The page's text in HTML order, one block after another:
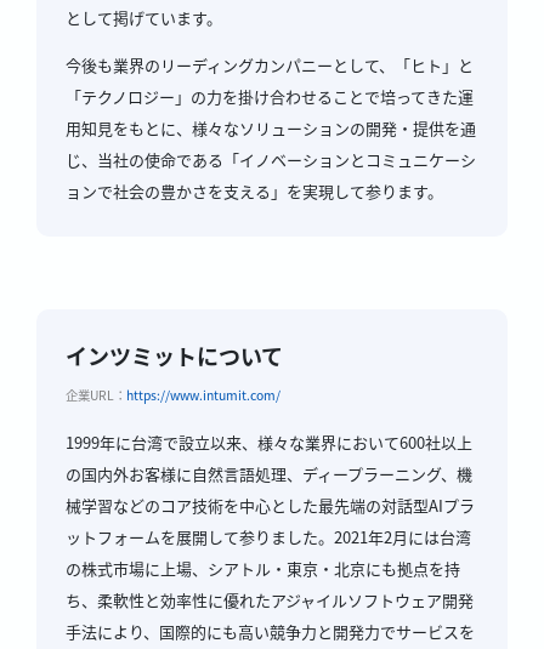
として掲げています。
今後も業界のリーディングカンパニーとして、「ヒト」と
「テクノロジー」の力を掛け合わせることで培ってきた運
用知見をもとに、様々なソリューションの開発・提供を通
じ、当社の使命である「イノベーションとコミュニケーシ
ョンで社会の豊かさを支える」を実現して参ります。
インツミットについて
企業URL： https://www.intumit.com/
1999年に台湾で設立以来、様々な業界において600社以上
の国内外お客様に自然言語処理、ディープラーニング、機
械学習などのコア技術を中心とした最先端の対話型AIプラ
ットフォームを展開して参りました。2021年2月には台湾
の株式市場に上場、シアトル・東京・北京にも拠点を持
ち、柔軟性と効率性に優れたアジャイルソフトウェア開発
手法により、国際的にも高い競争力と開発力でサービスを